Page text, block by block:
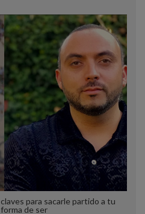
claves para sacarle partido a tu
forma de ser